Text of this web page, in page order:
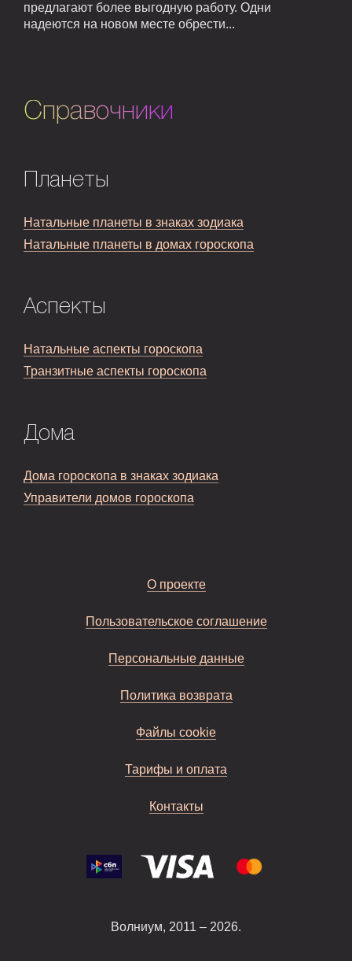
предлагают более выгодную работу. Одни
надеются на новом месте обрести...
Справочники
Планеты
Натальные планеты в знаках зодиака
Натальные планеты в домах гороскопа
Аспекты
Натальные аспекты гороскопа
Транзитные аспекты гороскопа
Дома
Дома гороскопа в знаках зодиака
Управители домов гороскопа
О проекте
Пользовательское соглашение
Персональные данные
Политика возврата
Файлы cookie
Тарифы и оплата
Контакты
Волниум, 2011 – 2026.